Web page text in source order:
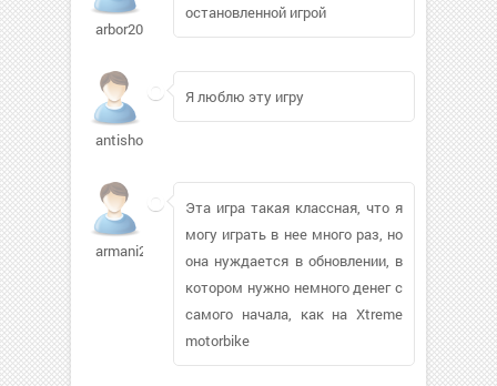
arbor2000580
остановленной игрой
antishook
Я люблю эту игру
armani2006389
Эта игра такая классная, что я
могу играть в нее много раз, но
она нуждается в обновлении, в
котором нужно немного денег с
самого начала, как на Xtreme
motorbike